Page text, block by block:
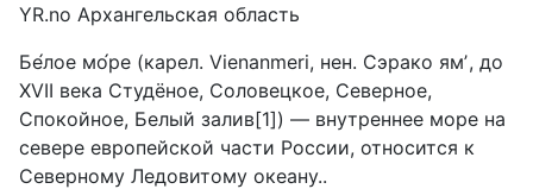
YR.no Архангельская область
Бе́лое мо́ре (карел. Vienanmeri, нен. Сэрако ямʼ, до
XVII века Студёное, Соловецкое, Северное,
Спокойное, Белый залив[1]) — внутреннее море на
севере европейской части России, относится к
Северному Ледовитому океану..